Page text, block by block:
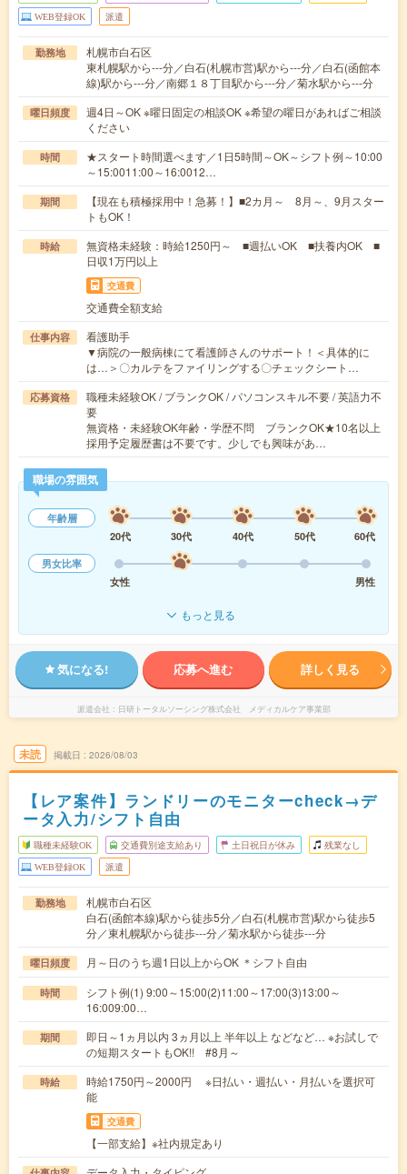
WEB登録OK 派遣
勤務地
札幌市白石区
東札幌駅から---分／白石(札幌市営)駅から---分／白石(函館本
線)駅から---分／南郷１８丁目駅から---分／菊水駅から---分
曜日頻度
週4日～OK ※曜日固定の相談OK ※希望の曜日があればご相談
ください
時間
★スタート時間選べます／1日5時間～OK～シフト例～10:00
～15:0011:00～16:0012…
期間
【現在も積極採用中！急募！】■2カ月～ 8月～、9月スター
トもOK！
時給
無資格未経験：時給1250円～ ■週払いOK ■扶養内OK ■
日収1万円以上
交通費
交通費全額支給
仕事内容
看護助手
▼病院の一般病棟にて看護師さんのサポート！＜具体的に
は…＞〇カルテをファイリングする〇チェックシート…
応募資格
職種未経験OK / ブランクOK / パソコンスキル不要 / 英語力不
要
無資格・未経験OK年齢・学歴不問 ブランクOK★10名以上
採用予定履歴書は不要です。少しでも興味があ…
職場の雰囲気
年齢層
20代
30代 40代 50代
60代
男女比率
女性
男性
もっと見る
気になる! 応募へ進む 詳しく見る
派遣会社 日研トータルソーシング株式会社 メディカルケア事業部
未読 掲載日 2026/08/03
【レア案件】ランドリーのモニターcheck→デ
ータ入力/シフト自由
職種未経験OK 交通費別途支給あり 土日祝日が休み 残業なし
WEB登録OK 派遣
勤務地
札幌市白石区
白石(函館本線)駅から徒歩5分／白石(札幌市営)駅から徒歩5
分／東札幌駅から徒歩---分／菊水駅から徒歩---分
曜日頻度 月～日のうち週1日以上からOK ＊シフト自由
時間
シフト例(1) 9:00～15:00(2)11:00～17:00(3)13:00～
16:009:00…
期間
即日～1ヵ月以内 3ヵ月以上 半年以上 などなど… ※お試しで
の短期スタートもOK!! #8月～
時給
時給1750円～2000円 ※日払い・週払い・月払いを選択可
能
交通費
【一部支給】※社内規定あり